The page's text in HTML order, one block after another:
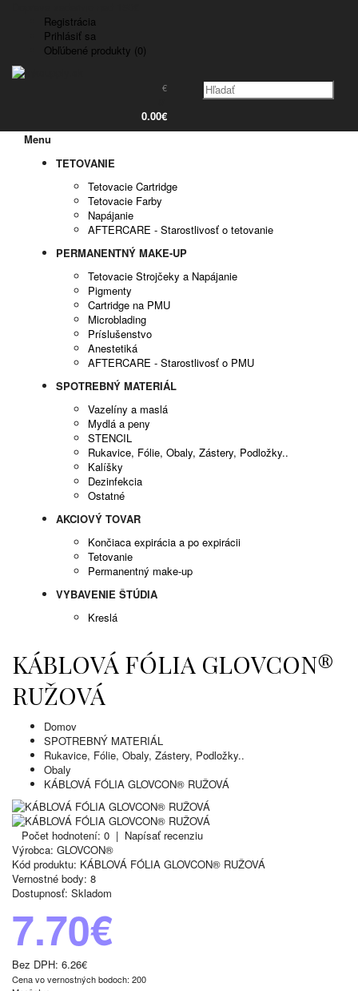
Registrácia
Prihlásiť sa
Obľúbené produkty (0)
€
0.00€
Menu
TETOVANIE
Tetovacie Cartridge
Tetovacie Farby
Napájanie
AFTERCARE - Starostlivosť o tetovanie
PERMANENTNÝ MAKE-UP
Tetovacie Strojčeky a Napájanie
Pigmenty
Cartridge na PMU
Microblading
Príslušenstvo
Anestetiká
AFTERCARE - Starostlivosť o PMU
SPOTREBNÝ MATERIÁL
Vazelíny a maslá
Mydlá a peny
STENCIL
Rukavice, Fólie, Obaly, Zástery, Podložky..
Kalíšky
Dezinfekcia
Ostatné
AKCIOVÝ TOVAR
Končiaca expirácia a po expirácii
Tetovanie
Permanentný make-up
VYBAVENIE ŠTÚDIA
Kreslá
KÁBLOVÁ FÓLIA GLOVCON®
RUŽOVÁ
Domov
SPOTREBNÝ MATERIÁL
Rukavice, Fólie, Obaly, Zástery, Podložky..
Obaly
KÁBLOVÁ FÓLIA GLOVCON® RUŽOVÁ
Počet hodnotení: 0 | Napísať recenziu
Výrobca: GLOVCON®
Kód produktu: KÁBLOVÁ FÓLIA GLOVCON® RUŽOVÁ
Vernostné body: 8
Dostupnosť: Skladom
7.70€
Bez DPH: 6.26€
Cena vo vernostných bodoch: 200